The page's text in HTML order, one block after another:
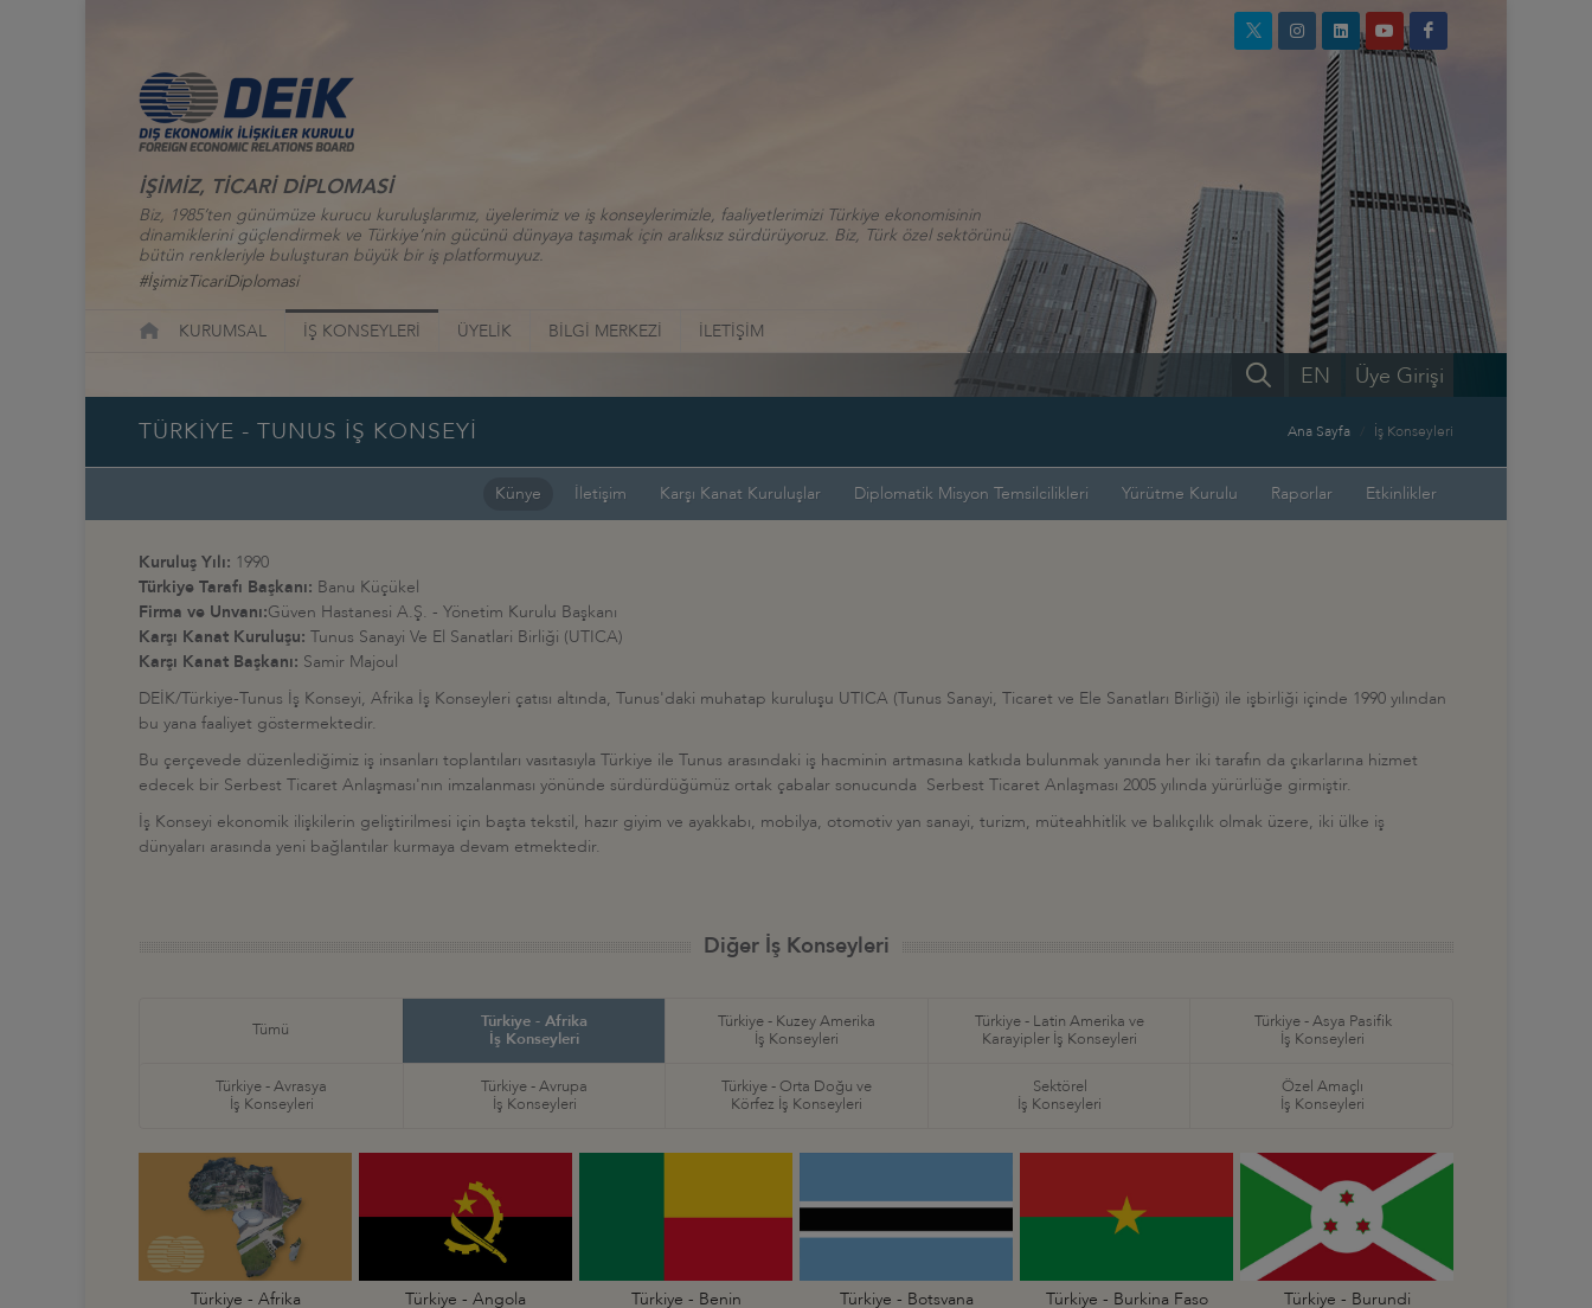
İŞİMİZ, TİCARİ DİPLOMASİ
Biz, 1985’ten günümüze kurucu kuruluşlarımız, üyelerimiz ve iş konseylerimizle, faaliyetlerimizi Türkiye ekonomisinin
dinamiklerini güçlendirmek ve Türkiye’nin gücünü dünyaya taşımak için aralıksız sürdürüyoruz. Biz, Türk özel sektörünü
bütün renkleriyle buluşturan büyük bir iş platformuyuz.
#İşimizTicariDiplomasi
KURUMSAL İŞ KONSEYLERİ ÜYELİK BİLGİ MERKEZİ İLETİŞİM
Üye Girişi
EN
TÜRKİYE - TUNUS İŞ KONSEYİ Ana Sayfa İş Konseyleri
Künye İletişim Karşı Kanat Kuruluşlar Diplomatik Misyon Temsilcilikleri Yürütme Kurulu Raporlar Etkinlikler
Kuruluş Yılı: 1990
Türkiye Tarafı Başkanı: Banu Küçükel
Firma ve Unvanı:Güven Hastanesi A.Ş. - Yönetim Kurulu Başkanı
Karşı Kanat Kuruluşu: Tunus Sanayi Ve El Sanatlari Birliği (UTICA)
Karşı Kanat Başkanı: Samir Majoul
DEİK/Türkiye-Tunus İş Konseyi, Afrika İş Konseyleri çatısı altında, Tunus'daki muhatap kuruluşu UTICA (Tunus Sanayi, Ticaret ve Ele Sanatları Birliği) ile işbirliği içinde 1990 yılından
bu yana faaliyet göstermektedir.
Bu çerçevede düzenlediğimiz iş insanları toplantıları vasıtasıyla Türkiye ile Tunus arasındaki iş hacminin artmasına katkıda bulunmak yanında her iki tarafın da çıkarlarına hizmet
edecek bir Serbest Ticaret Anlaşması'nın imzalanması yönünde sürdürdüğümüz ortak çabalar sonucunda Serbest Ticaret Anlaşması 2005 yılında yürürlüğe girmiştir.
İş Konseyi ekonomik ilişkilerin geliştirilmesi için başta tekstil, hazır giyim ve ayakkabı, mobilya, otomotiv yan sanayi, turizm, müteahhitlik ve balıkçılık olmak üzere, iki ülke iş
dünyaları arasında yeni bağlantılar kurmaya devam etmektedir.
Diğer İş Konseyleri
Tümü
Türkiye - Afrika
İş Konseyleri
Türkiye - Kuzey Amerika
İş Konseyleri
Türkiye - Latin Amerika ve
Karayipler İş Konseyleri
Türkiye - Asya Pasifik
İş Konseyleri
Türkiye - Avrasya
İş Konseyleri
Türkiye - Avrupa
İş Konseyleri
Türkiye - Orta Doğu ve
Körfez İş Konseyleri
Sektörel
İş Konseyleri
Özel Amaçlı
İş Konseyleri
Türkiye - Afrika
Türkiye - Angola
Türkiye - Benin
Türkiye - Botsvana
Türkiye - Burkina Faso
Türkiye - Burundi